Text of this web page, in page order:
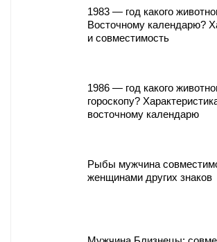
1983 — год какого
Восточному календарю?
и совместимость
1986 — год какого
гороскопу?
восточному календарю
Рыбы мужчина
женщинами других знаков